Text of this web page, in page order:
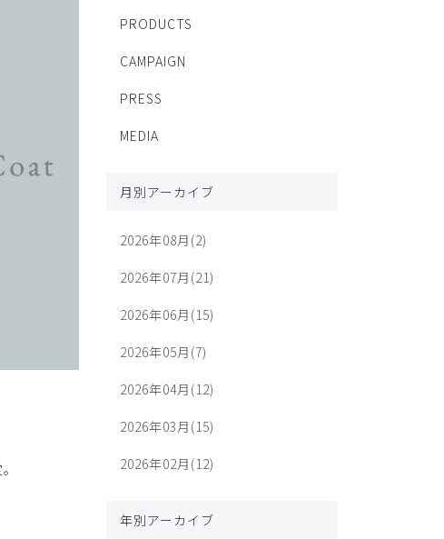
PRODUCTS
CAMPAIGN
PRESS
MEDIA
月別アーカイブ
2026年08月(2)
2026年07月(21)
2026年06月(15)
2026年05月(7)
2026年04月(12)
2026年03月(15)
2026年02月(12)
年別アーカイブ